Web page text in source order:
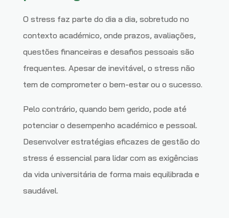
O stress faz parte do dia a dia, sobretudo no
contexto académico, onde prazos, avaliações,
questões financeiras e desafios pessoais são
frequentes. Apesar de inevitável, o stress não
tem de comprometer o bem-estar ou o sucesso.
Pelo contrário, quando bem gerido, pode até
potenciar o desempenho académico e pessoal.
Desenvolver estratégias eficazes de gestão do
stress é essencial para lidar com as exigências
da vida universitária de forma mais equilibrada e
saudável.